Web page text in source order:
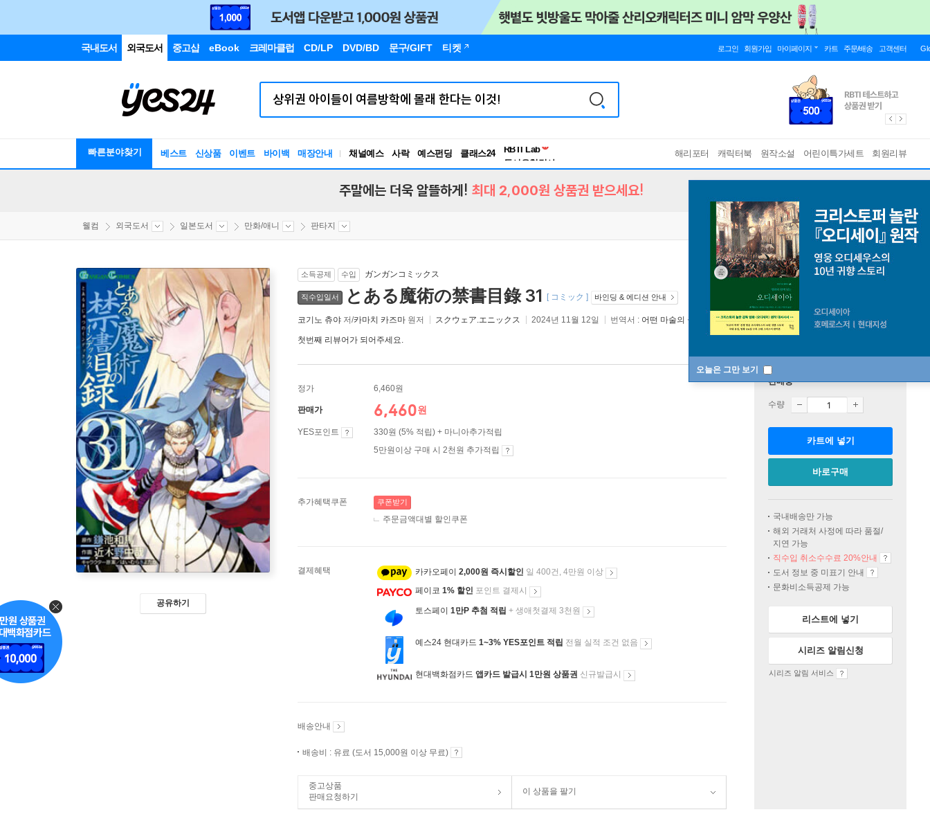
국내도서 외국도서 중고샵 eBook 크레마클럽 CD/LP DVD/BD 문구/GIFT 티켓 로그인 회원가입 마이페이지 카트 주문/배송 고객센터
빠른분야찾기 베스트 신상품 이벤트 바이백 매장안내 채널예스 사락 예스펀딩 클래스24
독서유형검사
해리포터 캐릭터북 원작소설 어린이특가세트 회원리뷰
오늘은 그만 보기
주말에는 더욱 알뜰하게! 최대 2,000원 상품권 받으세요!
웰컴 외국도서 일본도서 만화/애니 판타지
공유하기
소득공제 수입 ガンガンコミックス
직수입일서 とある魔術の禁書目錄 31 [ コミック ] 바인딩 & 에디션 안내
코기노 츄야 저/카마치 카즈마 원저 スクウェア.エニックス 2024년 11월 12일 번역서 : 어떤 마술의 금서목록
첫번째 리뷰어가 되어주세요.
정가 6,460원
판매가 6,460원
YES포인트
330원 (5% 적립) + 마니아추가적립
5만원이상 구매 시 2천원 추가적립
추가혜택쿠폰 쿠폰받기
주문금액대별 할인쿠폰
결제혜택 카카오페이 2,000원 즉시할인 일 400건, 4만원 이상
페이코 1% 할인 포인트 결제시
토스페이 1만P 추첨 적립 + 생애첫결제 3천원
예스24 현대카드 1~3% YES포인트 적립 전월 실적 조건 없음
현대백화점카드 앱카드 발급시 1만원 상품권 신규발급시
배송안내
배송비 : 유료 (도서 15,000원 이상 무료)
중고상품
판매요청하기
이 상품을 팔기
판매중
수량
카트에 넣기
바로구매
국내배송만 가능
해외 거래처 사정에 따라 품절/
지연 가능
직수입 취소수수료 20%안내
도서 정보 중 미표기 안내
문화비소득공제 가능
리스트에 넣기
시리즈 알림신청
시리즈 알림 서비스